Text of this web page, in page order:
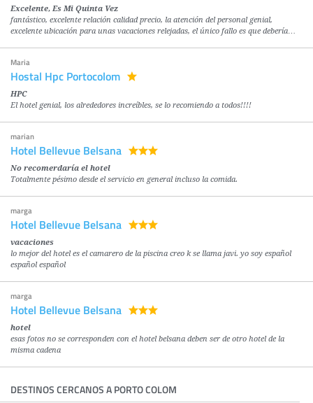
Excelente, Es Mi Quinta Vez
fantástico, excelente relación calidad precio, la atención del personal genial,
excelente ubicación para unas vacaciones relejadas, el único fallo es que debería…
Maria
Hostal Hpc Portocolom
HPC
El hotel genial, los alrededores increíbles, se lo recomiendo a todos!!!!
marian
Hotel Bellevue Belsana
No recomerdaría el hotel
Totalmente pésimo desde el servicio en general incluso la comida.
marga
Hotel Bellevue Belsana
vacaciones
lo mejor del hotel es el camarero de la piscina creo k se llama javi. yo soy español
español español
marga
Hotel Bellevue Belsana
hotel
esas fotos no se corresponden con el hotel belsana deben ser de otro hotel de la
misma cadena
DESTINOS CERCANOS A PORTO COLOM